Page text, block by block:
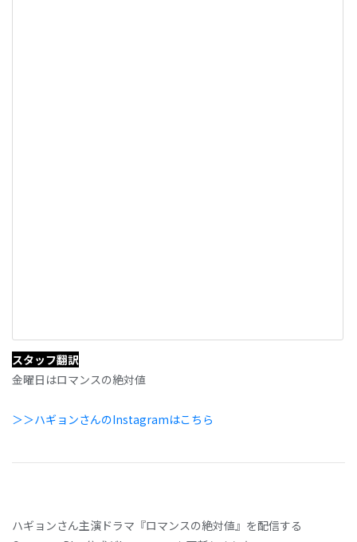
スタッフ翻訳
金曜日はロマンスの絶対値
＞＞ハギョンさんのInstagramはこちら
ハギョンさん主演ドラマ『ロマンスの絶対値』を配信する